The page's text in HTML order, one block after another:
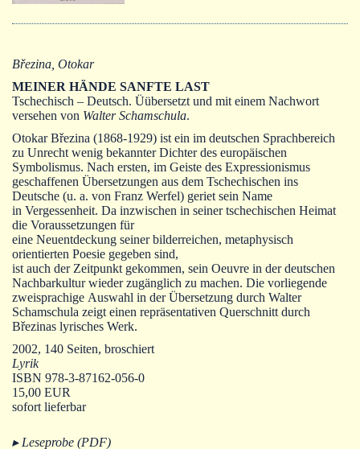
Autoren
Březina, Otokar
MEINER HÄNDE SANFTE LAST
Tschechisch – Deutsch. Üübersetzt und mit einem Nachwort
versehen von Walter Schamschula.
Otokar Březina (1868-1929) ist ein im deutschen Sprachbereich
zu Unrecht wenig bekannter Dichter des europäischen
Symbolismus. Nach ersten, im Geiste des Expressionismus
geschaffenen Übersetzungen aus dem Tschechischen ins
Deutsche (u. a. von Franz Werfel) geriet sein Name
in Vergessenheit. Da inzwischen in seiner tschechischen Heimat
die Voraussetzungen für
eine Neuentdeckung seiner bilderreichen, metaphysisch
orientierten Poesie gegeben sind,
ist auch der Zeitpunkt gekommen, sein Oeuvre in der deutschen
Nachbarkultur wieder zugänglich zu machen. Die vorliegende
zweisprachige Auswahl in der Übersetzung durch Walter
Schamschula zeigt einen repräsentativen Querschnitt durch
Březinas lyrisches Werk.
2002, 140 Seiten, broschiert
Lyrik
ISBN 978-3-87162-056-0
15,00 EUR
sofort lieferbar
▸ Leseprobe (PDF)